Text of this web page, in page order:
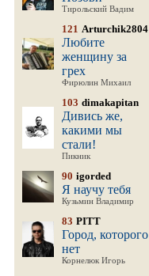
Тирольский Вадим
121 Arturchik2804
Любите
женщину за
грех
Фирюлин Михаил
103 dimakapitan
Дивись же,
какими мы
стали!
Пикник
90 igorded
Я научу тебя
Кузьмин Владимир
83 PITT
Город, которого
нет
Корнелюк Игорь